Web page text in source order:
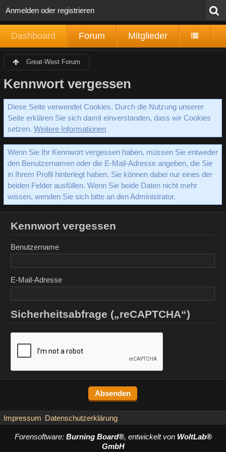
Anmelden oder registrieren
Dashboard Forum Mitglieder
Great-West Forum
Kennwort vergessen
Diese Seite verwendet Cookies. Durch die Nutzung unserer
Seite erklären Sie sich damit einverstanden, dass wir Cookies
setzen. Weitere Informationen
Wenn Sie Ihr Kennwort vergessen haben, müssen Sie entweder
den Benutzernamen oder die E-Mail-Adresse angeben, die Sie
in Ihrem Profil hinterlegt haben. Sie können dabei nur eines der
beiden Felder ausfüllen. Wenn Sie beide Daten nicht mehr
wissen, wenden Sie sich bitte an den Administrator.
Kennwort vergessen
Benutzername
E-Mail-Adresse
Sicherheitsabfrage („reCAPTCHA“)
Impressum Datenschutzerklärung
Forensoftware: Burning Board®, entwickelt von WoltLab®
GmbH